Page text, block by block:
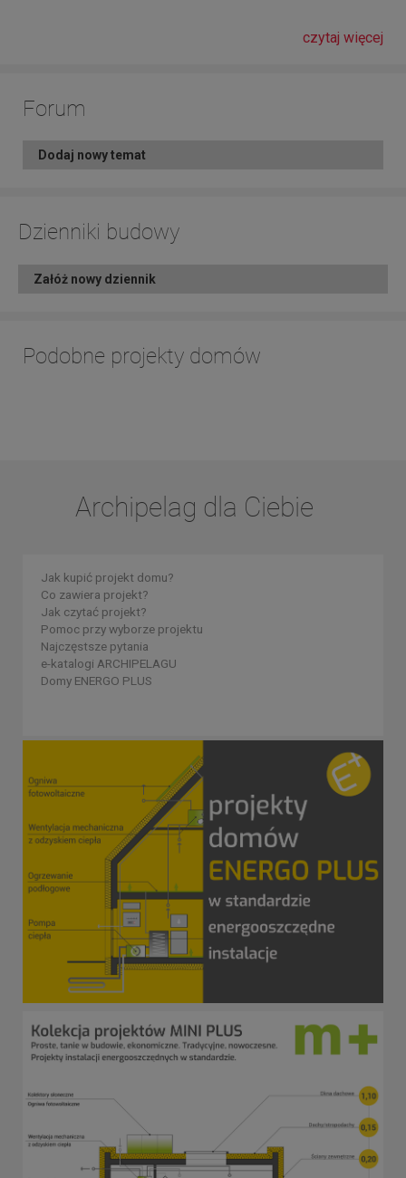
czytaj więcej
Forum
Dodaj nowy temat
Dzienniki budowy
Załóż nowy dziennik
Podobne projekty domów
Archipelag dla Ciebie
Jak kupić projekt domu?
Co zawiera projekt?
Jak czytać projekt?
Pomoc przy wyborze projektu
Najczęstsze pytania
e-katalogi ARCHIPELAGU
Domy ENERGO PLUS